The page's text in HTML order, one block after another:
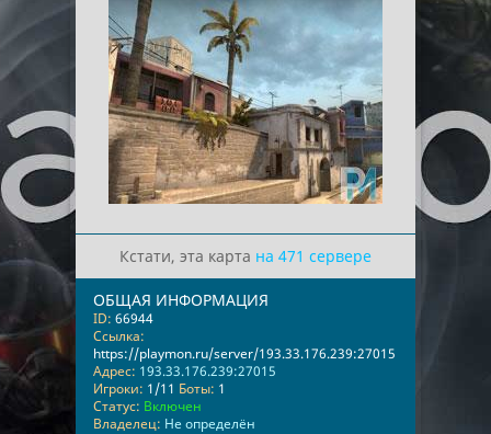
Кстати, эта карта на 471 сервере
ОБЩАЯ ИНФОРМАЦИЯ
ID: 66944
Ссылка:
https://playmon.ru/server/193.33.176.239:27015
Адрес: 193.33.176.239:27015
Игроки: 1/11 Боты: 1
Статус: Включен
Владелец: Не определён